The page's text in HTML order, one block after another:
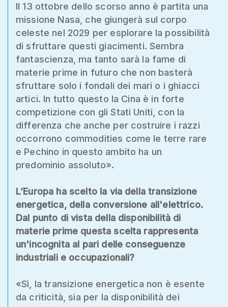
Il 13 ottobre dello scorso anno è partita una
missione Nasa, che giungerà sul corpo
celeste nel 2029 per esplorare la possibilità
di sfruttare questi giacimenti. Sembra
fantascienza, ma tanto sarà la fame di
materie prime in futuro che non basterà
sfruttare solo i fondali dei mari o i ghiacci
artici. In tutto questo la Cina è in forte
competizione con gli Stati Uniti, con la
differenza che anche per costruire i razzi
occorrono commodities come le terre rare
e Pechino in questo ambito ha un
predominio assoluto».
L’Europa ha scelto la via della transizione
energetica, della conversione all'elettrico.
Dal punto di vista della disponibilità di
materie prime questa scelta rappresenta
un'incognita al pari delle conseguenze
industriali e occupazionali?
«Sì, la transizione energetica non è esente
da criticità, sia per la disponibilità dei